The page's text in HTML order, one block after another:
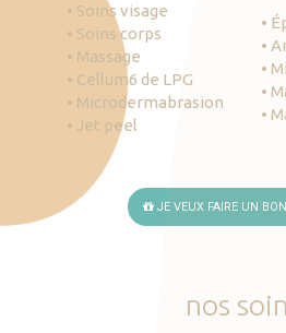
• Soins visage
• Soins corps
• Massage
• Cellum6 de LPG
• Microdermabrasion
• Jet peel
•
•
•
•
•
JE VEUX FAIRE UN
nos